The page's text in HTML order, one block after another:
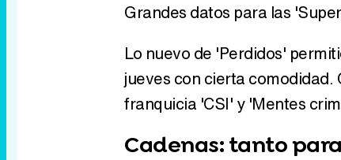
Grandes datos para las
Lo nuevo de 'Perdidos'
jueves con cierta comodidad.
franquicia 'CSI' y 'Mentes
Cadenas: tanto para